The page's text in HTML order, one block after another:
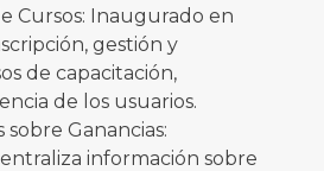
Cursos: Inaugurado en
gestión y
de capacitación,
de los usuarios.
Ganancias:
información sobre